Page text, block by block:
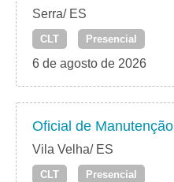
Serra/ ES
CLT Presencial
6 de agosto de 2026
Oficial de Manutenção
Vila Velha/ ES
CLT Presencial